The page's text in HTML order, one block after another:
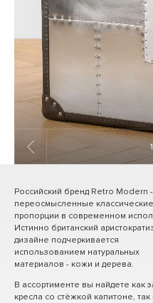
1
Российский бренд Retro Modern -
переосмысленные классические
пропорции в современном
Истинно британский
дизайне подчеркивается
использованием натуральных
материалов - кожи и дерева.
В ассортименте вы найдете как
кресла со стёжкой капитоне,